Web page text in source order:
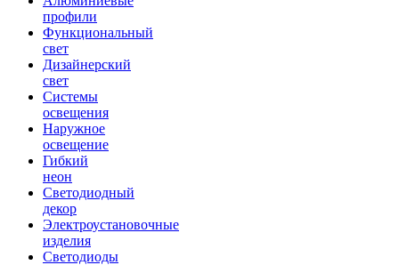
профили
Функциональный
свет
Дизайнерский
свет
Системы
освещения
Наружное
освещение
Гибкий
неон
Светодиодный
декор
Электроустановочные
изделия
Светодиоды